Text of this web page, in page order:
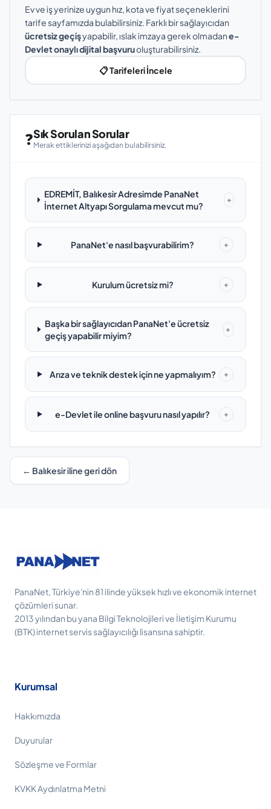
Ev ve iş yerinize uygun hız, kota ve fiyat seçeneklerini
tarife sayfamızda bulabilirsiniz. Farklı bir sağlayıcıdan
ücretsiz geçişyapabilir, ıslak imzaya gerek olmadane-
Devlet onaylı dijital başvuruoluşturabilirsiniz.
📋 Tarifeleri İncele
❓Sık Sorulan Sorular
Merak ettiklerinizi aşağıdan bulabilirsiniz.
EDREMİT, Balıkesir Adresimde PanaNet
İnternet Altyapı Sorgulama mevcut mu?
+
PanaNet'e nasıl başvurabilirim? +
Kurulum ücretsiz mi? +
Başka bir sağlayıcıdan PanaNet'e ücretsiz
geçiş yapabilir miyim?
+
Arıza ve teknik destek için ne yapmalıyım? +
e-Devlet ile online başvuru nasıl yapılır? +
← Balıkesir iline geri dön
PanaNet, Türkiye'nin 81 ilinde yüksek hızlı ve ekonomik internet
çözümleri sunar.
2013 yılından bu yana Bilgi Teknolojileri ve İletişim Kurumu
(BTK) internet servis sağlayıcılığı lisansına sahiptir.
Kurumsal
Hakkımızda
Duyurular
Sözleşme ve Formlar
KVKK Aydınlatma Metni